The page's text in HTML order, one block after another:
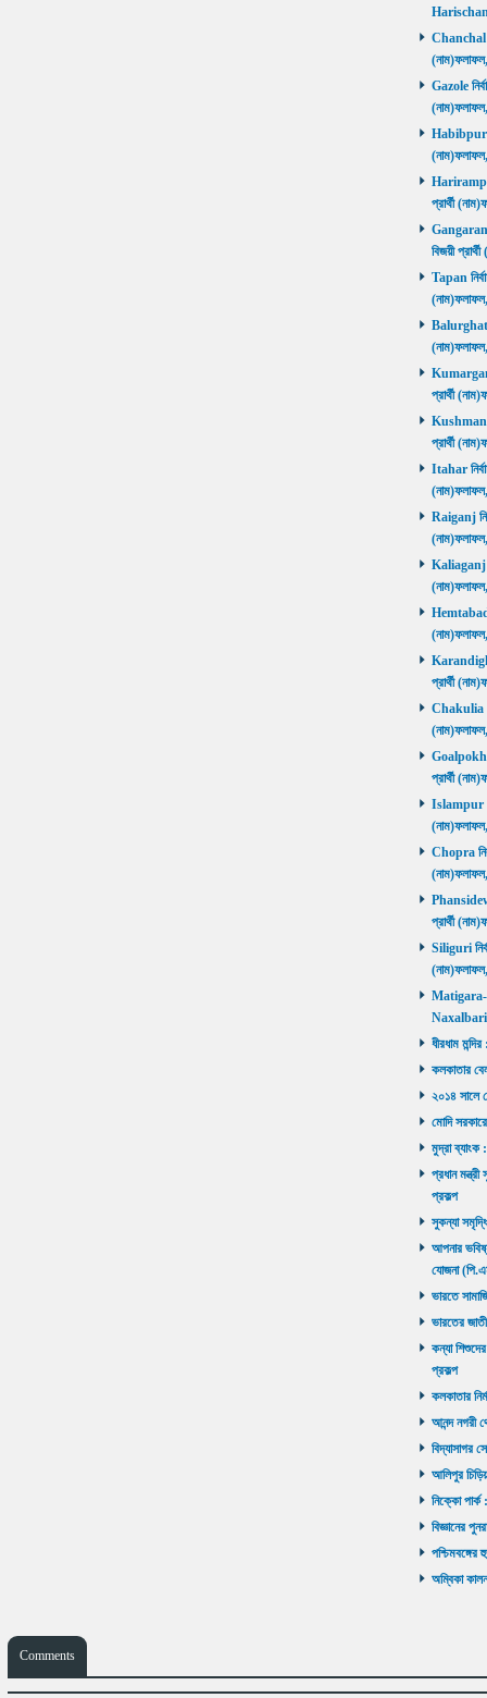
Chanchal
Gazole
Habibpur
প্রার্থী
বিজয়ী
Tapan
Balurghat
Kumarganj
প্রার্থী
প্রার্থী
Itahar
Raiganj
Kaliaganj
Hemtabad
Karandighi
প্রার্থী
Chakulia
প্রার্থী
Islampur
Chopra
প্রার্থী
Siliguri
Matigara-
Naxalbari
ধীরধাম
কলকাতার
২০১৪ সালে
মোদি
মুদ্রা ব্যাংক
প্রধান
প্রকল্প
সুকন্যা
আপনার
যোজনা
ভারতে
ভারতের
কন্যা
প্রকল্প
কলকাতার
আনন্দ নগরী
বিদ্যাসাগর
আলিপুর
নিক্কো পার্ক
বিজ্ঞানের
পশ্চিমবঙ্গের
অম্বিকা
Comments